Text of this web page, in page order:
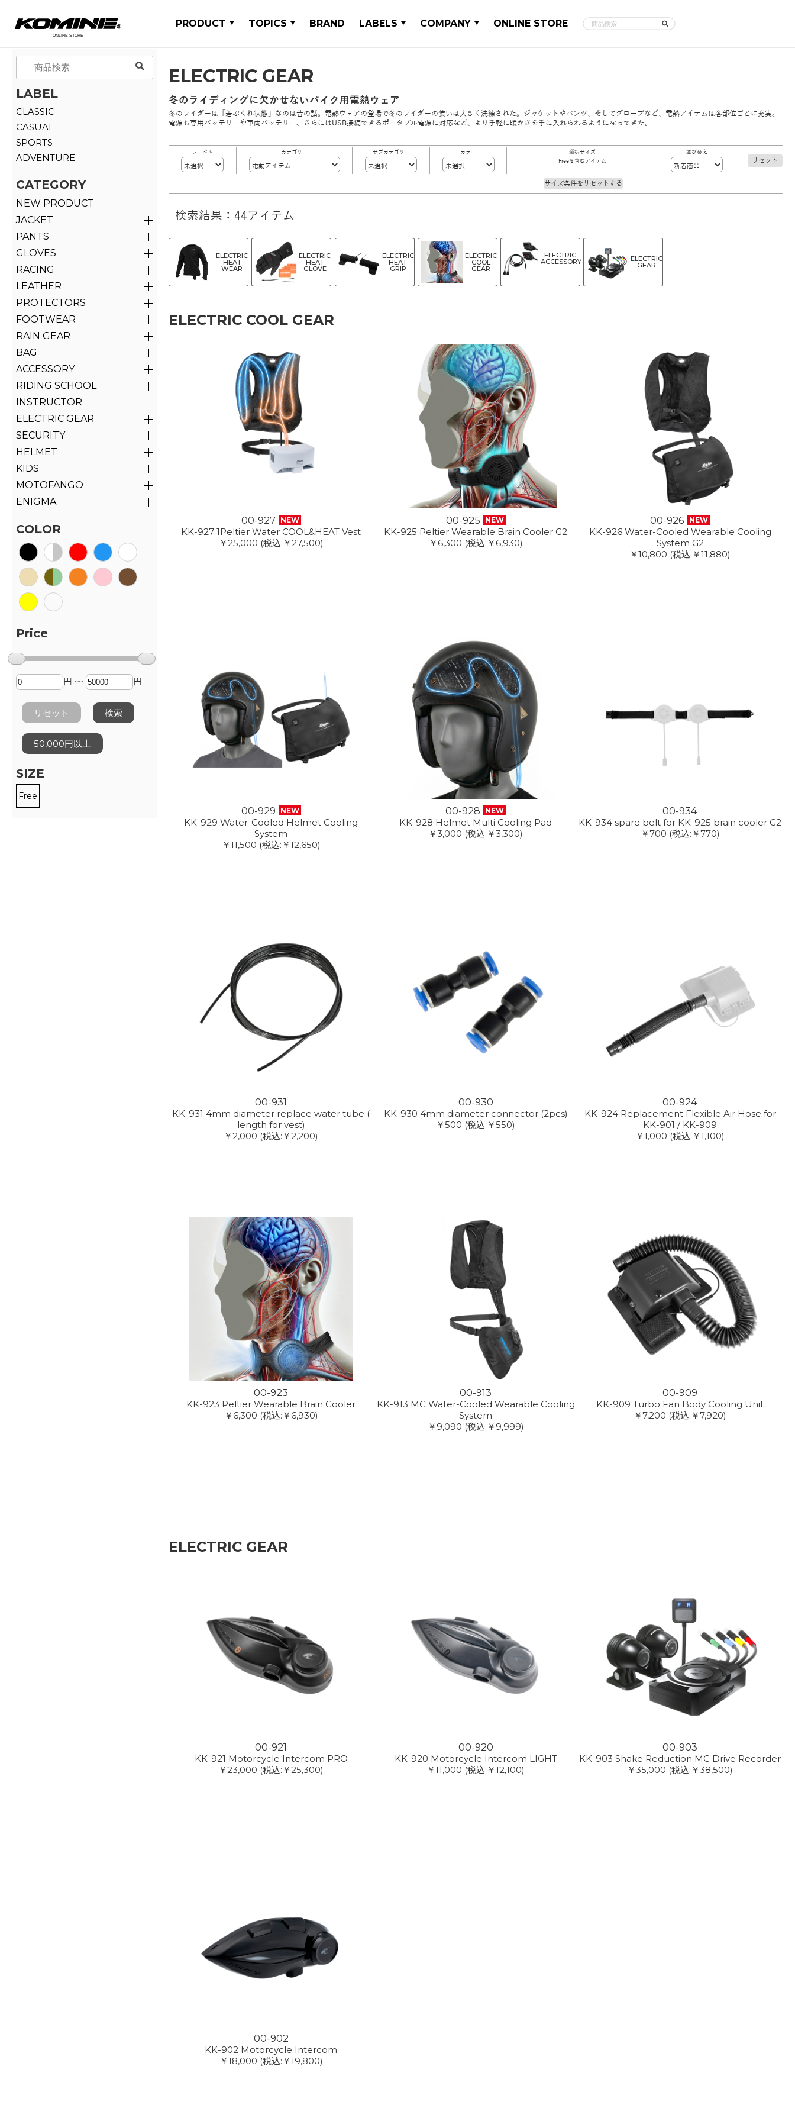
PRODUCT TOPICS BRAND LABELS COMPANY ONLINE STORE
LABEL
CLASSIC
CASUAL
SPORTS
ADVENTURE
CATEGORY
NEW PRODUCT
JACKET
PANTS
GLOVES
RACING
LEATHER
PROTECTORS
FOOTWEAR
RAIN GEAR
BAG
ACCESSORY
RIDING SCHOOL
INSTRUCTOR
ELECTRIC GEAR
SECURITY
HELMET
KIDS
MOTOFANGO
ENIGMA
COLOR
Price
円 ～ 円
リセット 検索
50,000円以上
SIZE
Free
ELECTRIC GEAR
冬のライディングに欠かせないバイク用電熱ウェア
冬のライダーは「着ぶくれ状態」なのは昔の話。電熱ウェアの登場で冬のライダーの装いは大きく洗練された。ジャケットやパンツ、そしてグローブなど、電熱アイテムは各部位ごとに充実。
電源も専用バッテリーや車両バッテリー、さらにはUSB接続できるポータブル電源に対応など、より手軽に暖かさを手に入れられるようになってきた。
レーベル カテゴリー サブカテゴリー カラー
選択サイズ
Freeを含むアイテム
サイズ条件をリセットする
並び替え
リセット
検索結果：44アイテム
ELECTRIC
HEAT
WEAR
ELECTRIC
HEAT
GLOVE
ELECTRIC
HEAT
GRIP
ELECTRIC
COOL
GEAR
ELECTRIC
ACCESSORY ELECTRIC
GEAR
ELECTRIC COOL GEAR
00-927 NEW
KK-927 1Peltier Water COOL&HEAT Vest
￥25,000 (税込:￥27,500)
00-925 NEW
KK-925 Peltier Wearable Brain Cooler G2
￥6,300 (税込:￥6,930)
00-926 NEW
KK-926 Water-Cooled Wearable Cooling
System G2
￥10,800 (税込:￥11,880)
00-929 NEW
KK-929 Water-Cooled Helmet Cooling
System
￥11,500 (税込:￥12,650)
00-928 NEW
KK-928 Helmet Multi Cooling Pad
￥3,000 (税込:￥3,300)
00-934
KK-934 spare belt for KK-925 brain cooler G2
￥700 (税込:￥770)
00-931
KK-931 4mm diameter replace water tube (
length for vest)
￥2,000 (税込:￥2,200)
00-930
KK-930 4mm diameter connector (2pcs)
￥500 (税込:￥550)
00-924
KK-924 Replacement Flexible Air Hose for
KK-901 / KK-909
￥1,000 (税込:￥1,100)
00-923
KK-923 Peltier Wearable Brain Cooler
￥6,300 (税込:￥6,930)
00-913
KK-913 MC Water-Cooled Wearable Cooling
System
￥9,090 (税込:￥9,999)
00-909
KK-909 Turbo Fan Body Cooling Unit
￥7,200 (税込:￥7,920)
ELECTRIC GEAR
00-921
KK-921 Motorcycle Intercom PRO
￥23,000 (税込:￥25,300)
00-920
KK-920 Motorcycle Intercom LIGHT
￥11,000 (税込:￥12,100)
00-903
KK-903 Shake Reduction MC Drive Recorder
￥35,000 (税込:￥38,500)
00-902
KK-902 Motorcycle Intercom
￥18,000 (税込:￥19,800)